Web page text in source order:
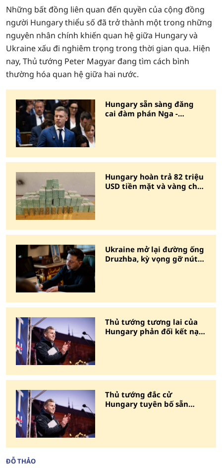
Những bất đồng liên quan đến quyền của cộng đồng
người Hungary thiểu số đã trở thành một trong những
nguyên nhân chính khiến quan hệ giữa Hungary và
Ukraine xấu đi nghiêm trọng trong thời gian qua. Hiện
nay, Thủ tướng Peter Magyar đang tìm cách bình
thường hóa quan hệ giữa hai nước.
Hungary sẵn sàng đăng
cai đàm phán Nga -
Hungary hoàn trả 82 triệu
USD tiền mặt và vàng cho
Ukraine mở lại đường ống
Druzhba, kỳ vọng gỡ nút
Thủ tướng tương lai của
Hungary phản đối kết nạp
Thủ tướng đắc cử
Hungary tuyên bố sẵn
ĐỖ THẢO